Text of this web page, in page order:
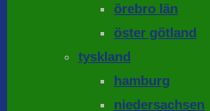
örebro län
öster götland
tyskland
hamburg
niedersachsen